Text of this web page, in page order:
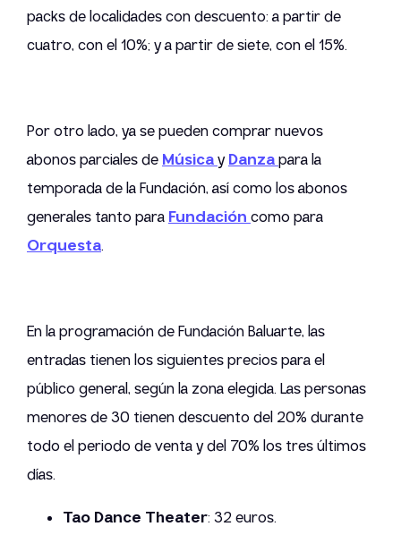
packs de localidades con descuento: a partir de
cuatro, con el 10%; y a partir de siete, con el 15%.
Por otro lado, ya se pueden comprar nuevos
abonos parciales deMúsicayDanzapara la
temporada de la Fundación, así como los abonos
generales tanto paraFundacióncomo para
Orquesta.
En la programación de Fundación Baluarte, las
entradas tienen los siguientes precios para el
público general, según la zona elegida. Las personas
menores de 30 tienen descuento del 20% durante
todo el periodo de venta y del 70% los tres últimos
días.
Tao Dance Theater: 32 euros.